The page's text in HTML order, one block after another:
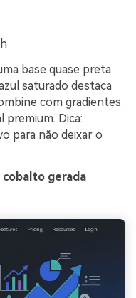
base quase preta
saturado destaca
com gradientes
premium. Dica:
para não deixar o
cobalto gerada